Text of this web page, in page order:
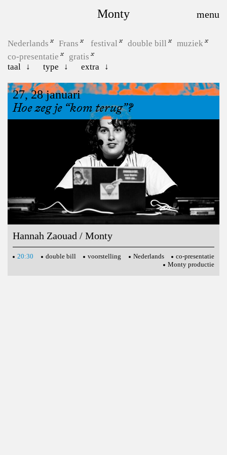
Monty
Nederlands Frans festival double bill
muziek
co-presentatie
gratis
taal
type extra
27, 28 januari
Hoe zeg je “kom terug”?
Hannah Zaouad / Monty
20:30 double bill voorstelling Nederlands
co-presentatie
Monty productie